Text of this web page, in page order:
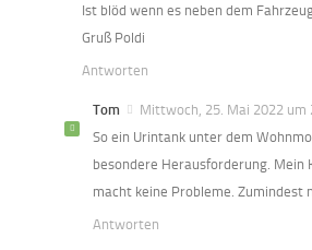
Ist blöd wenn es neben dem
Gruß Poldi
Antworten
Tom
Mittwoch, 25. Mai 2022 um
So ein Urintank unter dem
besondere Herausforderung. Mein
macht keine Probleme. Zumindest
Antworten